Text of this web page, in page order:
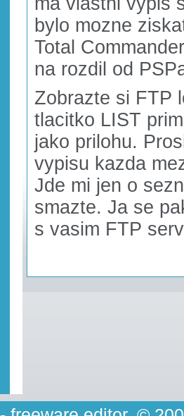
bylo mozne
Total
na rozdil od
Zobrazte si FTP
tlacitko LIST
jako prilohu.
vypisu kazda
Jde mi jen o
smazte. Ja se
s vasim FTP